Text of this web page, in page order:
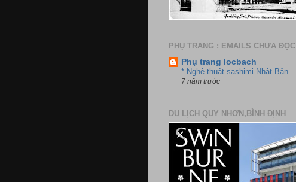
PHỤ TRANG : EMAILS CHƯA ĐỌC
Phụ trang locbach
* Nghệ thuật sashimi Nhật Bản
7 năm trước
DU LỊCH QUY NHƠN,BÌNH ĐỊNH